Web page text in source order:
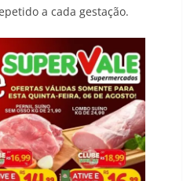
a cada gestação.